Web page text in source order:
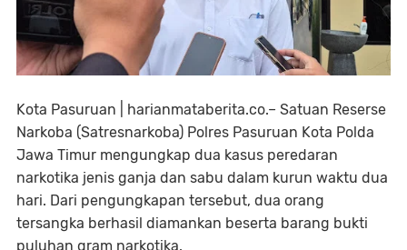
Kota Pasuruan |
harianmataberita.co.– Satuan Reserse
Narkoba (Satresnarkoba) Polres Pasuruan Kota Polda
Jawa Timur mengungkap dua kasus peredaran
narkotika jenis ganja dan sabu dalam kurun waktu dua
hari. Dari pengungkapan tersebut, dua orang
tersangka berhasil diamankan beserta barang bukti
puluhan gram narkotika.